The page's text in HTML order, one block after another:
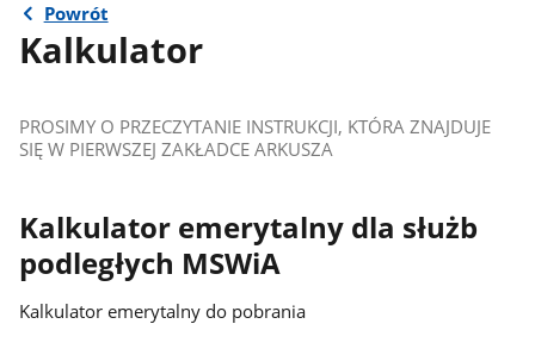
Powrót
Kalkulator
PROSIMY O PRZECZYTANIE INSTRUKCJI, KTÓRA ZNAJDUJE
SIĘ W PIERWSZEJ ZAKŁADCE ARKUSZA
Kalkulator emerytalny dla służb
podległych MSWiA
Kalkulator emerytalny do pobrania